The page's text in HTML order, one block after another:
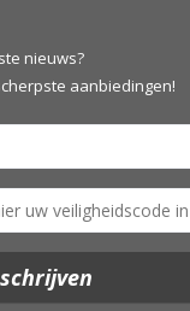
nieuws?
aanbiedingen!